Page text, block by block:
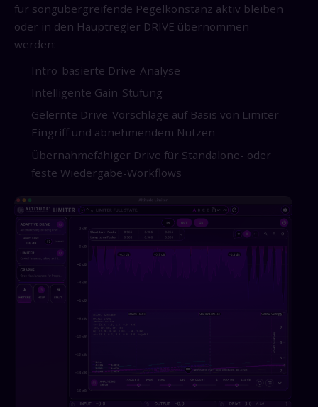
für songübergreifende Pegelkonstanz aktiv bleiben
oder in den Hauptregler DRIVE übernommen
werden:
Intro-basierte Drive-Analyse
Intelligente Gain-Stufung
Gelernte Drive-Vorschläge auf Basis von Limiter-
Eingriff und abnehmendem Nutzen
Übernahmefähiger Drive für Standalone- oder
feste Wiedergabe-Workflows